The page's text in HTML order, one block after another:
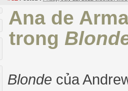
Ana de
trong
Blonde của